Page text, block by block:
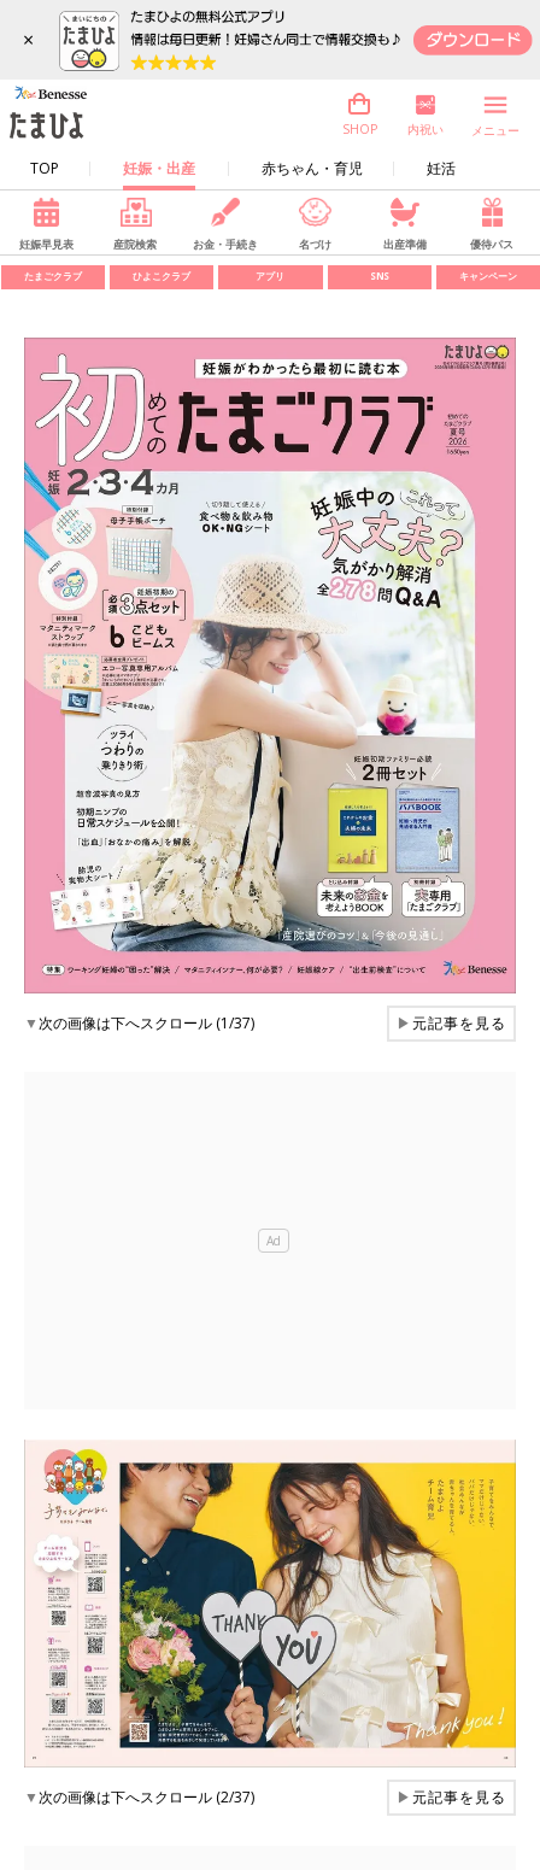
×
TOP 妊娠・出産 赤ちゃん・育児 妊活
SHOP 内祝い メニュー
妊娠早見表 産院検索 お金・手続き 名づけ 出産準備 優待パス
たまごクラブ ひよこクラブ アプリ SNS キャンペーン
▼次の画像は下へスクロール (1/37) ▶元記事を見る
▼次の画像は下へスクロール (2/37) ▶元記事を見る